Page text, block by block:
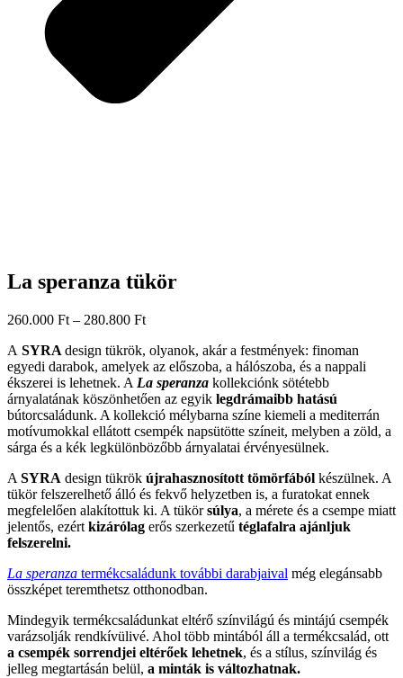
La speranza tükör
260.000 Ft – 280.800 FtÁrtartomány:
280.800 Ft
A SYRA design tükrök, olyanok, akár a festmények: finoman
egyedi darabok, amelyek az előszoba, a hálószoba, és a nappali
ékszerei is lehetnek. A La speranza kollekciónk sötétebb
árnyalatának köszönhetően az egyik legdrámaibb hatású
bútorcsaládunk. A kollekció mélybarna színe kiemeli a mediterrán
motívumokkal ellátott csempék napsütötte színeit, melyben a zöld, a
sárga és a kék legkülönbözőbb árnyalatai érvényesülnek.
A SYRA design tükrök újrahasznosított tömörfából készülnek. A
tükör felszerelhető álló és fekvő helyzetben is, a furatokat ennek
megfelelően alakítottuk ki. A tükörsúlya, a mérete és a csempe miatt
jelentős, ezért kizárólag erős szerkezetű téglafalra ajánljuk
felszerelni.
La speranza termékcsaládunk további darabjaival még elegánsabb
összképet teremthetsz otthonodban.
Mindegyik termékcsaládunkat eltérő színvilágú és mintájú csempék
varázsolják rendkívülivé. Ahol több mintából áll a termékcsalád, ott
a csempék sorrendjei eltérőek lehetnek, és a stílus, színvilág és
jelleg megtartásán belül, a minták is változhatnak.